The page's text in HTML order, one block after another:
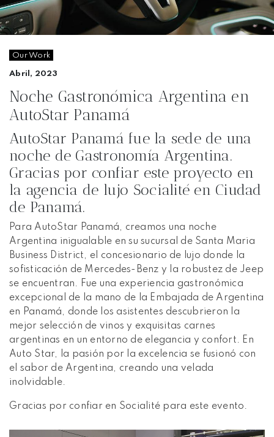
Our Work
Abril, 2023
Noche Gastronómica Argentina en
AutoStar Panamá
AutoStar Panamá fue la sede de una
noche de Gastronomía Argentina.
Gracias por confiar este proyecto en
la agencia de lujo Socialité en Ciudad
de Panamá.
Para AutoStar Panamá, creamos una noche
Argentina inigualable en su sucursal de Santa Maria
Business District, el concesionario de lujo donde la
sofisticación de Mercedes-Benz y la robustez de Jeep
se encuentran. Fue una experiencia gastronómica
excepcional de la mano de la Embajada de Argentina
en Panamá, donde los asistentes descubrieron la
mejor selección de vinos y exquisitas carnes
argentinas en un entorno de elegancia y confort. En
Auto Star, la pasión por la excelencia se fusionó con
el sabor de Argentina, creando una velada
inolvidable.
Gracias por confiar en Socialité para este evento.